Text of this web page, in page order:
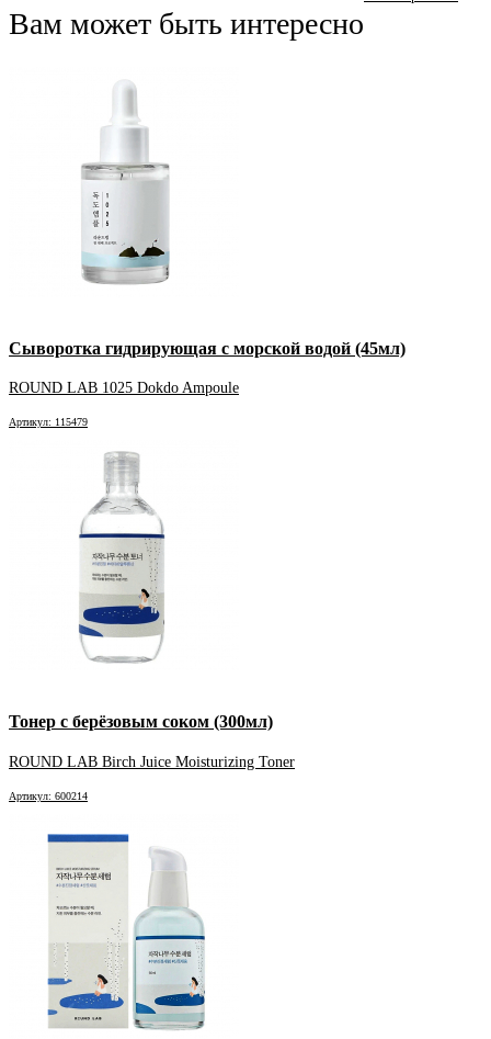
Вам может быть интересно
Сыворотка гидрирующая с морской водой (45мл)
ROUND LAB 1025 Dokdo Ampoule
Артикул: 115479
Тонер с берёзовым соком (300мл)
ROUND LAB Birch Juice Moisturizing Toner
Артикул: 600214